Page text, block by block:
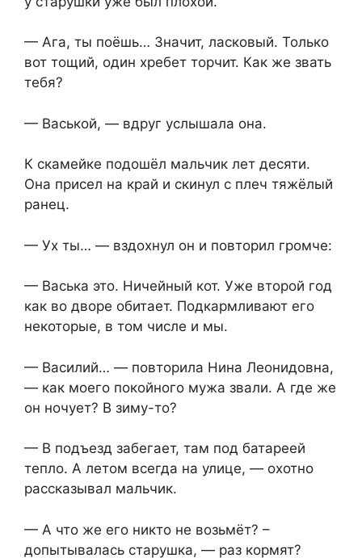
— Ага, ты поёшь… Значит, ласковый. Только
вот тощий, один хребет торчит. Как же звать
тебя?
— Васькой, — вдруг услышала она.
К скамейке подошёл мальчик лет десяти.
Она присел на край и скинул с плеч тяжёлый
ранец.
— Ух ты… — вздохнул он и повторил громче:
— Васька это. Ничейный кот. Уже второй год
как во дворе обитает. Подкармливают его
некоторые, в том числе и мы.
— Василий… — повторила Нина Леонидовна,
— как моего покойного мужа звали. А где же
он ночует? В зиму-то?
— В подъезд забегает, там под батареей
тепло. А летом всегда на улице, — охотно
рассказывал мальчик.
— А что же его никто не возьмёт? –
допытывалась старушка, — раз кормят?